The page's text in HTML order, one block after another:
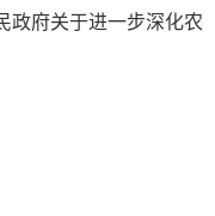
农业强
快建设农
政府关于进一步深化农